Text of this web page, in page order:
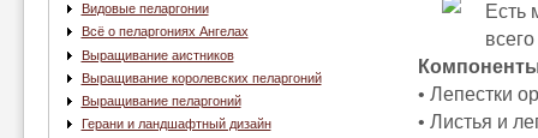
Видовые пеларгонии
Всё о пеларгониях Ангелах
Выращивание аистников
Выращивание королевских пеларгоний
Выращивание пеларгоний
Герани и ландшафтный дизайн
Есть
• Лепестки
• Листья и